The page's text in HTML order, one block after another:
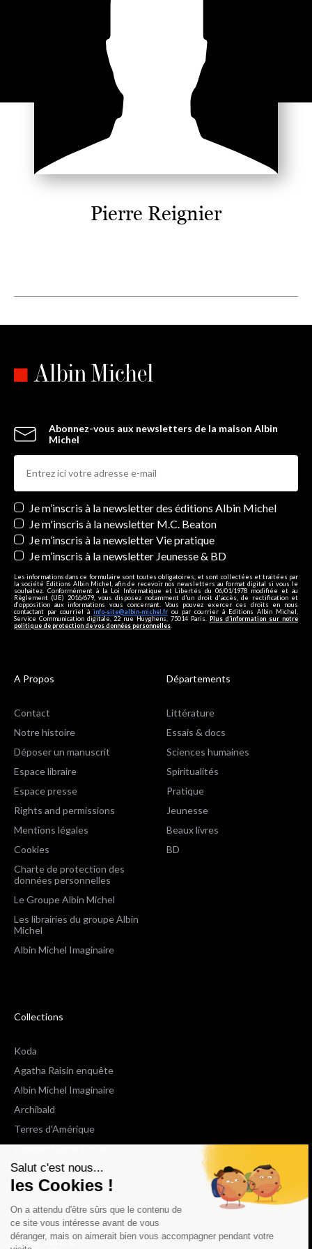
Salut c'est nous...
les Cookies !
On a attendu d'être sûrs que le contenu de
ce site vous intéresse avant de vous
déranger, mais on aimerait bien vous accompagner pendant votre
Pierre Reignier
Abonnez-vous aux newsletters de la maison Albin
Michel
Newsletters
Je m’inscris à la newsletter des éditions Albin Michel
Je m'inscris à la newsletter M.C. Beaton
Je m’inscris à la newsletter Vie pratique
Je m’inscris à la newsletter Jeunesse & BD
Les informations dans ce formulaire sont toutes obligatoires, et sont collectées et traitées par
la société Editions Albin Michel, afin de recevoir nos newsletters au format digital si vous le
souhaitez. Conformément à la Loi Informatique et Libertés du 06/01/1978 modifiée et au
Règlement (UE) 2016/679, vous disposez notamment d'un droit d'accès, de rectification et
d’opposition aux informations vous concernant. Vous pouvez exercer ces droits en nous
contactant par courriel à info-site@albin-michel.fr ou par courrier à Editions Albin Michel,
Service Communication digitale, 22 rue Huyghens, 75014 Paris. Plus d’information sur notre
politique de protection de vos données personnelles
A Propos
Contact
Notre histoire
Déposer un manuscrit
Espace libraire
Espace presse
Rights and permissions
Mentions légales
Cookies
Charte de protection des
données personnelles
Le Groupe Albin Michel
Les librairies du groupe Albin
Michel
Albin Michel Imaginaire
Départements
Littérature
Essais & docs
Sciences humaines
Spiritualités
Pratique
Jeunesse
Beaux livres
BD
Collections
Koda
Agatha Raisin enquête
Albin Michel Imaginaire
Archibald
Terres d'Amérique
Espaces Libres Poche
NOX
Wiz
Voir toutes les collections
Nous suivre